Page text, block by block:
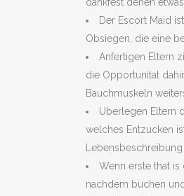
Der Escort Maid
Obsiegen, die eine
Anfertigen Eltern
die Opportunitat
Bauchmuskeln
Uberlegen Eltern
welches Entzucken
Wenn erste that is
nachdem buchen